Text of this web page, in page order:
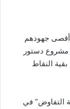
أقصى جهودهم
مشروع دستور
النقاط
التفاوض” في